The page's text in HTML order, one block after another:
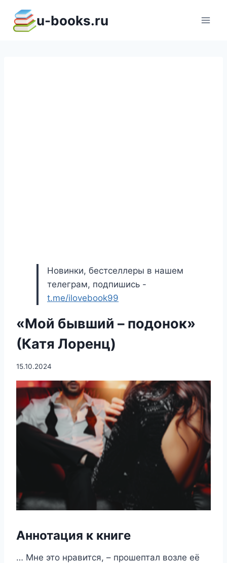
содержимому
u-books.ru
Новинки, бестселлеры в нашем
телеграм, подпишись -
t.me/ilovebook99
«Мой бывший – подонок»
(Катя Лоренц)
15.10.2024
Аннотация к книге
… Мне это нравится, – прошептал возле её